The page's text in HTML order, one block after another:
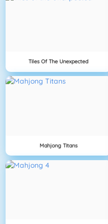
Tiles Of The Unexpected
Mahjong Titans